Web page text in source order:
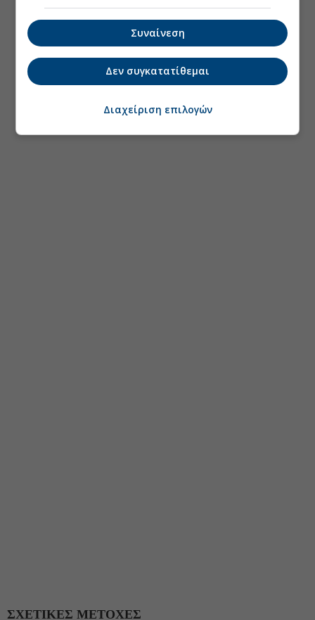
ΣΧΕΤΙΚΕΣ ΜΕΤΟΧΕΣ
Συναίνεση
Δεν συγκατατίθεμαι
Διαχείριση επιλογών